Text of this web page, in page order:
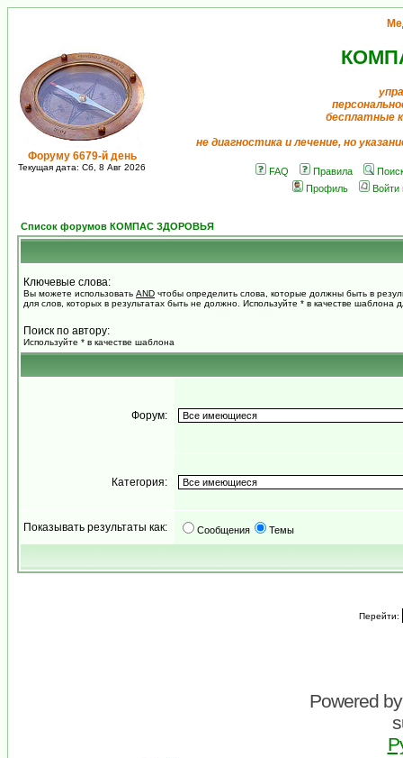
Форуму 6679-й день
Текущая дата: Сб, 8 Авг 2026
бесплатные
не диагностика и лечение, но
FAQ Правила
Профиль
Войти
Список форумов КОМПАС ЗДОРОВЬЯ
Ключевые слова:
Вы можете использовать AND чтобы определить слова, которые должны быть в
для слов, которых в результатах быть не должно. Используйте * в качестве шаблона
Поиск по автору:
Используйте * в качестве шаблона
Форум:
Категория:
Показывать результаты как: Сообщения Темы
Перейти:
Powered